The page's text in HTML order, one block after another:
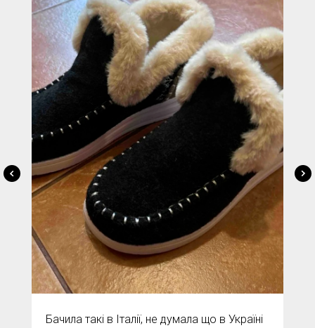
Бачила такі в Італії, не думала що в Україні